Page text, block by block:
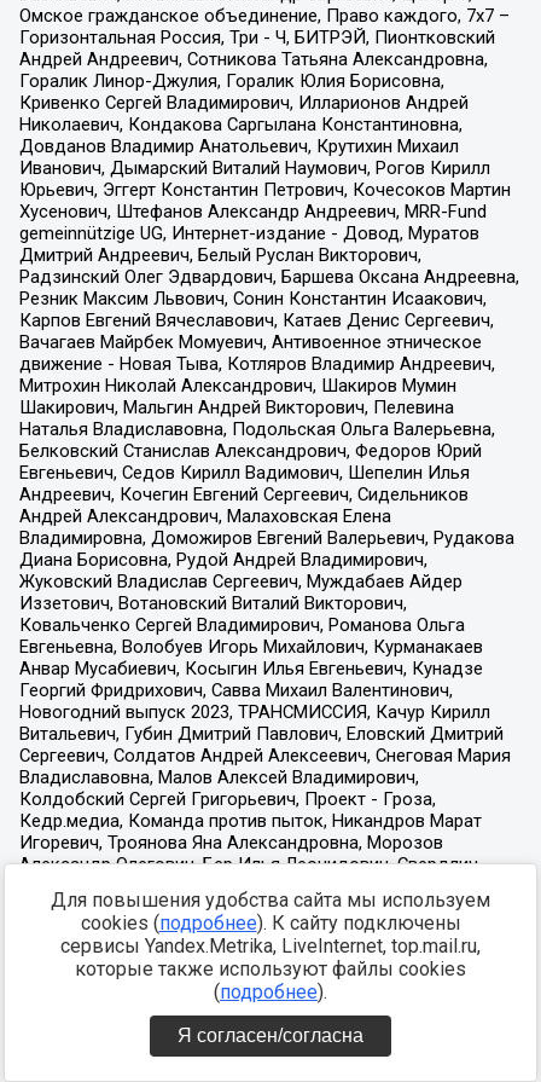
Для повышения удобства сайта мы используем
cookies (подробнее). К сайту подключены
сервисы Yandex.Metrika, LiveInternet, top.mail.ru,
которые также используют файлы cookies
(подробнее).
Я согласен/согласна